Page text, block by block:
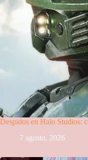
Despidos en Halo Studios:
7 agosto, 2026